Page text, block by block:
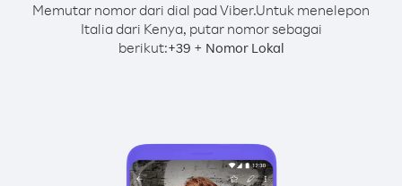
Memutar nomor dari dial pad Viber.Untuk menelepon
Italia dari Kenya, putar nomor sebagai
berikut:+39 + Nomor Lokal